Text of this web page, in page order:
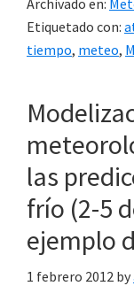
Archivado en:
Etiquetado con:
tiempo, meteo,
las
frío (2-5
ejemplo
1 febrero 2012 by